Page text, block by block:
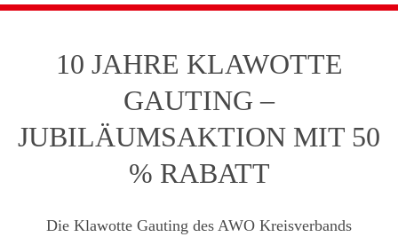
10 JAHRE KLAWOTTE
GAUTING –
JUBILÄUMSAKTION MIT 50
% RABATT
Die Klawotte Gauting des AWO Kreisverbands